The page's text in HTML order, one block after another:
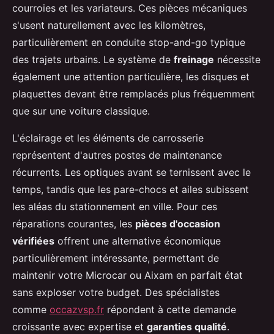
courroies et les variateurs. Ces pièces mécaniques
s'usent naturellement avec les kilomètres,
particulièrement en conduite stop-and-go typique
des trajets urbains. Le système de freinage nécessite
également une attention particulière, les disques et
plaquettes devant être remplacés plus fréquemment
que sur une voiture classique.
L'éclairage et les éléments de carrosserie
représentent d'autres postes de maintenance
récurrents. Les optiques avant se ternissent avec le
temps, tandis que les pare-chocs et ailes subissent
les aléas du stationnement en ville. Pour ces
réparations courantes, les pièces d'occasion
vérifiées offrent une alternative économique
particulièrement intéressante, permettant de
maintenir votre Microcar ou Aixam en parfait état
sans exploser votre budget. Des spécialistes
comme occazvsp.fr répondent à cette demande
croissante avec expertise et garanties qualité.